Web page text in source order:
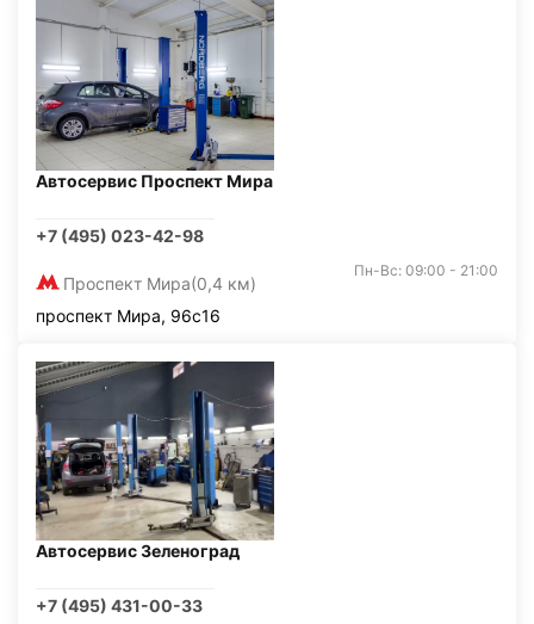
Автосервис Проспект Мира
+7 (495) 023-42-98
Проспект Мира(0,4 км)
Пн-Вс: 09:00 - 21:00
проспект Мира, 96с16
Автосервис Зеленоград
+7 (495) 431-00-33